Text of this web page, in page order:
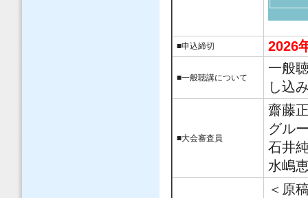
■申込締切 2026
■一般聴講について
一般
し込
■大会審査員
齋藤
グル
石井
水嶋
＜原